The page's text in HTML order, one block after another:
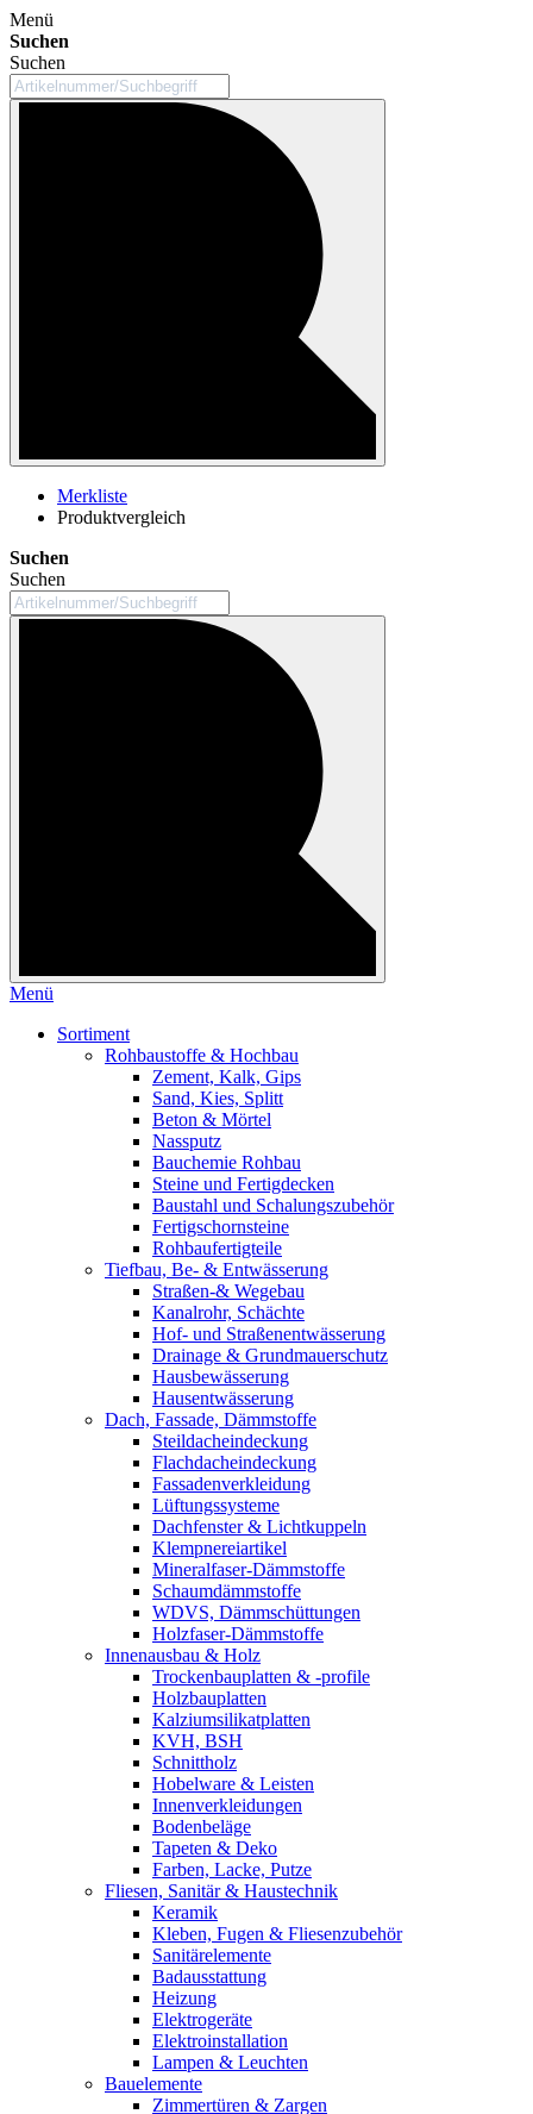
Menü
Suchen
Suchen
Merkliste
Produktvergleich
Suchen
Suchen
Menü
Sortiment
Rohbaustoffe & Hochbau
Zement, Kalk, Gips
Sand, Kies, Splitt
Beton & Mörtel
Nassputz
Bauchemie Rohbau
Steine und Fertigdecken
Baustahl und Schalungszubehör
Fertigschornsteine
Rohbaufertigteile
Tiefbau, Be- & Entwässerung
Straßen-& Wegebau
Kanalrohr, Schächte
Hof- und Straßenentwässerung
Drainage & Grundmauerschutz
Hausbewässerung
Hausentwässerung
Dach, Fassade, Dämmstoffe
Steildacheindeckung
Flachdacheindeckung
Fassadenverkleidung
Lüftungssysteme
Dachfenster & Lichtkuppeln
Klempnereiartikel
Mineralfaser-Dämmstoffe
Schaumdämmstoffe
WDVS, Dämmschüttungen
Holzfaser-Dämmstoffe
Innenausbau & Holz
Trockenbauplatten & -profile
Holzbauplatten
Kalziumsilikatplatten
KVH, BSH
Schnittholz
Hobelware & Leisten
Innenverkleidungen
Bodenbeläge
Tapeten & Deko
Farben, Lacke, Putze
Fliesen, Sanitär & Haustechnik
Keramik
Kleben, Fugen & Fliesenzubehör
Sanitärelemente
Badausstattung
Heizung
Elektrogeräte
Elektroinstallation
Lampen & Leuchten
Bauelemente
Zimmertüren & Zargen